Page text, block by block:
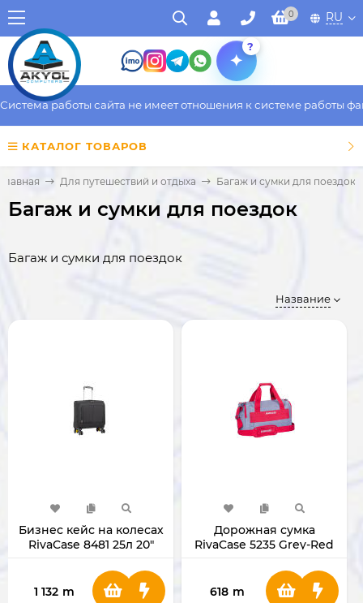
0 RU
?
работы сайта не имеет отношения к системе работы
КАТАЛОГ ТОВАРОВ
Главная Для путешествий и отдыха Багаж и сумки для поездок
Багаж и сумки для поездок
Багаж и сумки для поездок
Название
Бизнес кейс на колесах
RivaCase 8481 25л 20"
1 132 m
Дорожная сумка
RivaCase 5235 Grey-Red
618 m